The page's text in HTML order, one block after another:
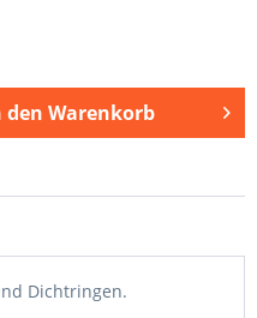
den Warenkorb
Dichtringen.